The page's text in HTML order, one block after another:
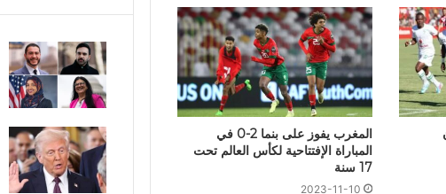
المغرب يفوز على بنما 2-0 في
المباراة الإفتتاحية لكأس العالم تحت
17 سنة
2023-11-10